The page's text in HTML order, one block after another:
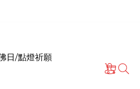
日/點燈祈願